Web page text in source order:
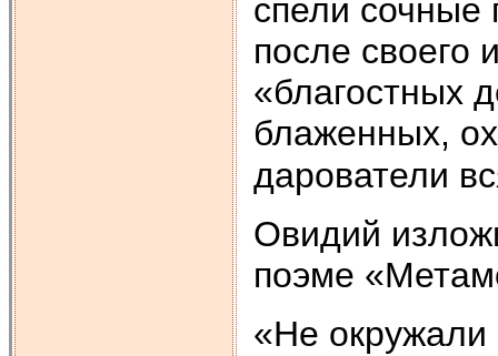
спели сочные
после своего
«благостных
блаженных,
дарователи
Овидий
поэме
«Не